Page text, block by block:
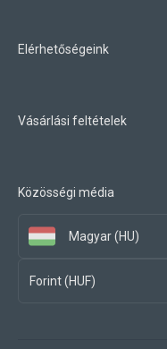
Elérhetőségeink
Vásárlási feltételek
Közösségi média
Magyar (HU)
Forint (HUF)